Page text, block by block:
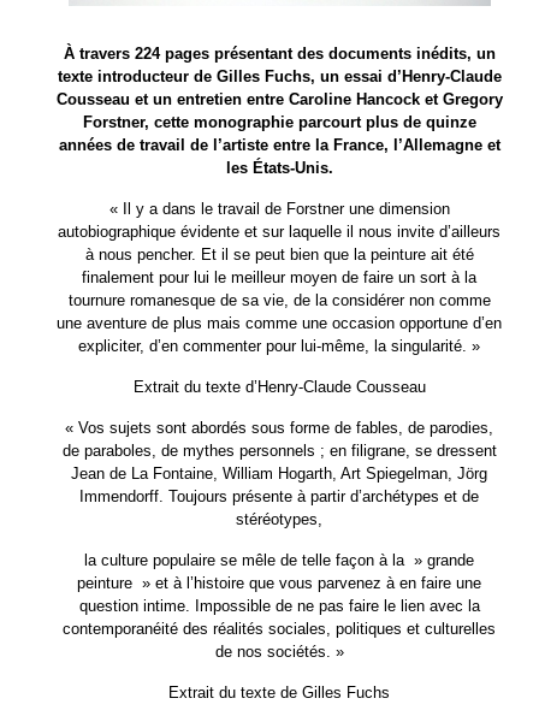
À travers 224 pages présentant des documents inédits, un
texte introducteur de Gilles Fuchs, un essai d’Henry-Claude
Cousseau et un entretien entre Caroline Hancock et Gregory
Forstner, cette monographie parcourt plus de quinze
années de travail de l’artiste entre la France, l’Allemagne et
les États-Unis.
« Il y a dans le travail de Forstner une dimension
autobiographique évidente et sur laquelle il nous invite d’ailleurs
à nous pencher. Et il se peut bien que la peinture ait été
finalement pour lui le meilleur moyen de faire un sort à la
tournure romanesque de sa vie, de la considérer non comme
une aventure de plus mais comme une occasion opportune d’en
expliciter, d’en commenter pour lui-même, la singularité. »
Extrait du texte d’Henry-Claude Cousseau
« Vos sujets sont abordés sous forme de fables, de parodies,
de paraboles, de mythes personnels ; en filigrane, se dressent
Jean de La Fontaine, William Hogarth, Art Spiegelman, Jörg
Immendorff. Toujours présente à partir d’archétypes et de
stéréotypes,
la culture populaire se mêle de telle façon à la » grande
peinture » et à l’histoire que vous parvenez à en faire une
question intime. Impossible de ne pas faire le lien avec la
contemporanéité des réalités sociales, politiques et culturelles
de nos sociétés. »
Extrait du texte de Gilles Fuchs